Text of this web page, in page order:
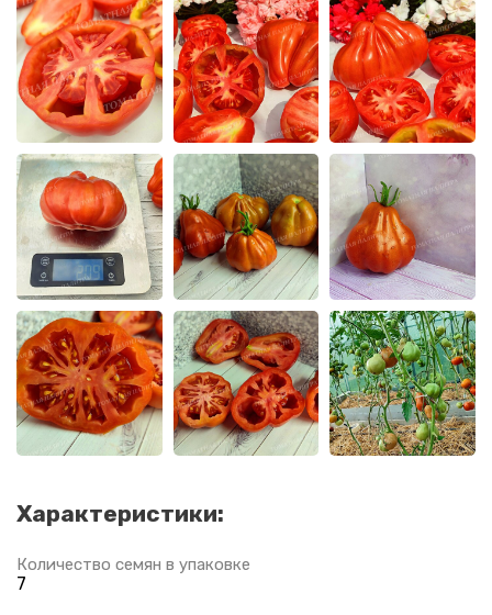
Характеристики:
Количество семян в упаковке
7